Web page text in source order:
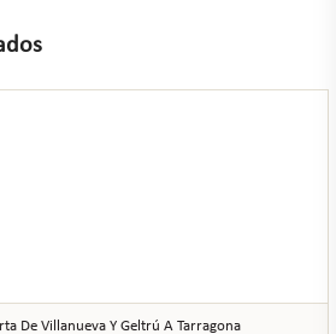
De Villanueva Y Geltrú A Tarragona